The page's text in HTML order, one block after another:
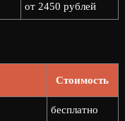
от 2450 рублей
Стоимость
бесплатно